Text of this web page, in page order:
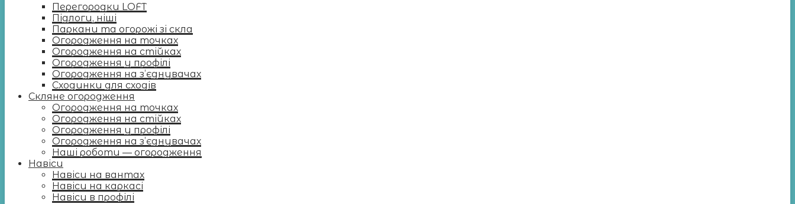
Перегородки LOFT
Підлоги, ніші
Паркани та огорожі зі скла
Огородження на точках
Огородження на стійках
Огородження у профілі
Огородження на з’єднувачах
Сходинки для сходів
Скляне огородження
Огородження на точках
Огородження на стійках
Огородження у профілі
Огородження на з’єднувачах
Наші роботи — огородження
Навіси
Навіси на вантах
Навіси на каркасі
Навіси в профілі